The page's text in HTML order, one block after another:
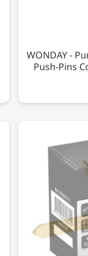
WONDAY -
Push-Pins